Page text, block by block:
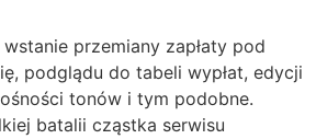
przemiany zapłaty pod
podglądu do tabeli wypłat, edycji
tonów i tym podobne.
batalii cząstka serwisu